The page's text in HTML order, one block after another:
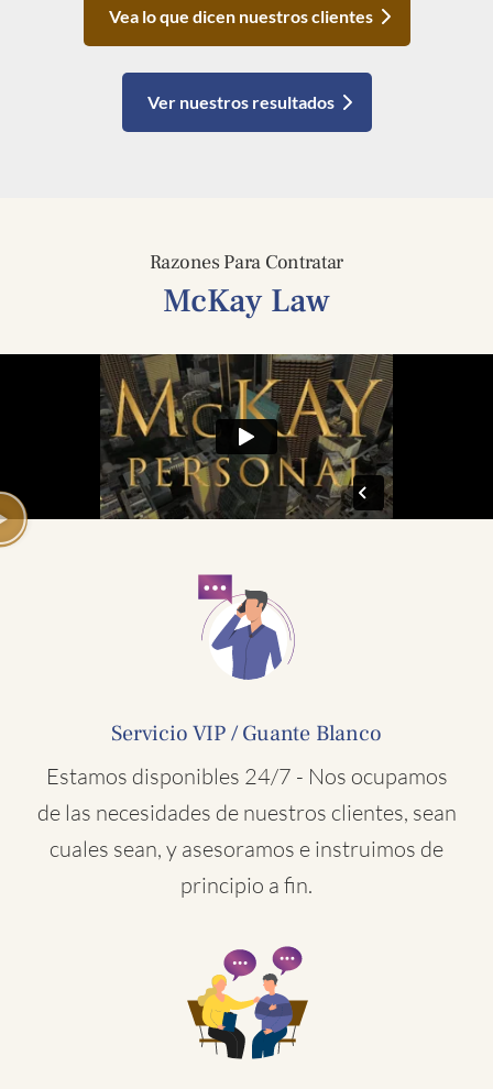
Vea lo que dicen nuestros clientes
Ver nuestros resultados
Razones Para Contratar
McKay Law
Servicio VIP / Guante Blanco
Estamos disponibles 24/7 - Nos ocupamos
de las necesidades de nuestros clientes, sean
cuales sean, y asesoramos e instruimos de
principio a fin.